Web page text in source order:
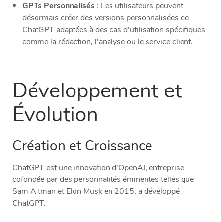
GPTs Personnalisés : Les utilisateurs peuvent
désormais créer des versions personnalisées de
ChatGPT adaptées à des cas d’utilisation spécifiques
comme la rédaction, l’analyse ou le service client.
Développement et
Évolution
Création et Croissance
ChatGPT est une innovation d’OpenAI, entreprise
cofondée par des personnalités éminentes telles que
Sam Altman et Elon Musk en 2015, a développé
ChatGPT.